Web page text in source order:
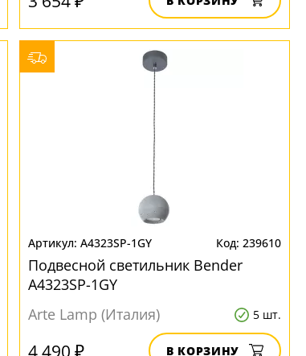
A4323SP-1GY 239610
Подвесной светильник Bender
A4323SP-1GY
Arte Lamp (Италия)
5 шт.
4 490 ₽ В КОРЗИНУ